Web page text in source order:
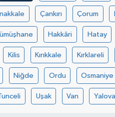
Çankırı Çorum
Hakkâri Hatay
Kilis Kırıkkale Kırklareli
Niğde Ordu Osmaniye
Uşak Van Yalova